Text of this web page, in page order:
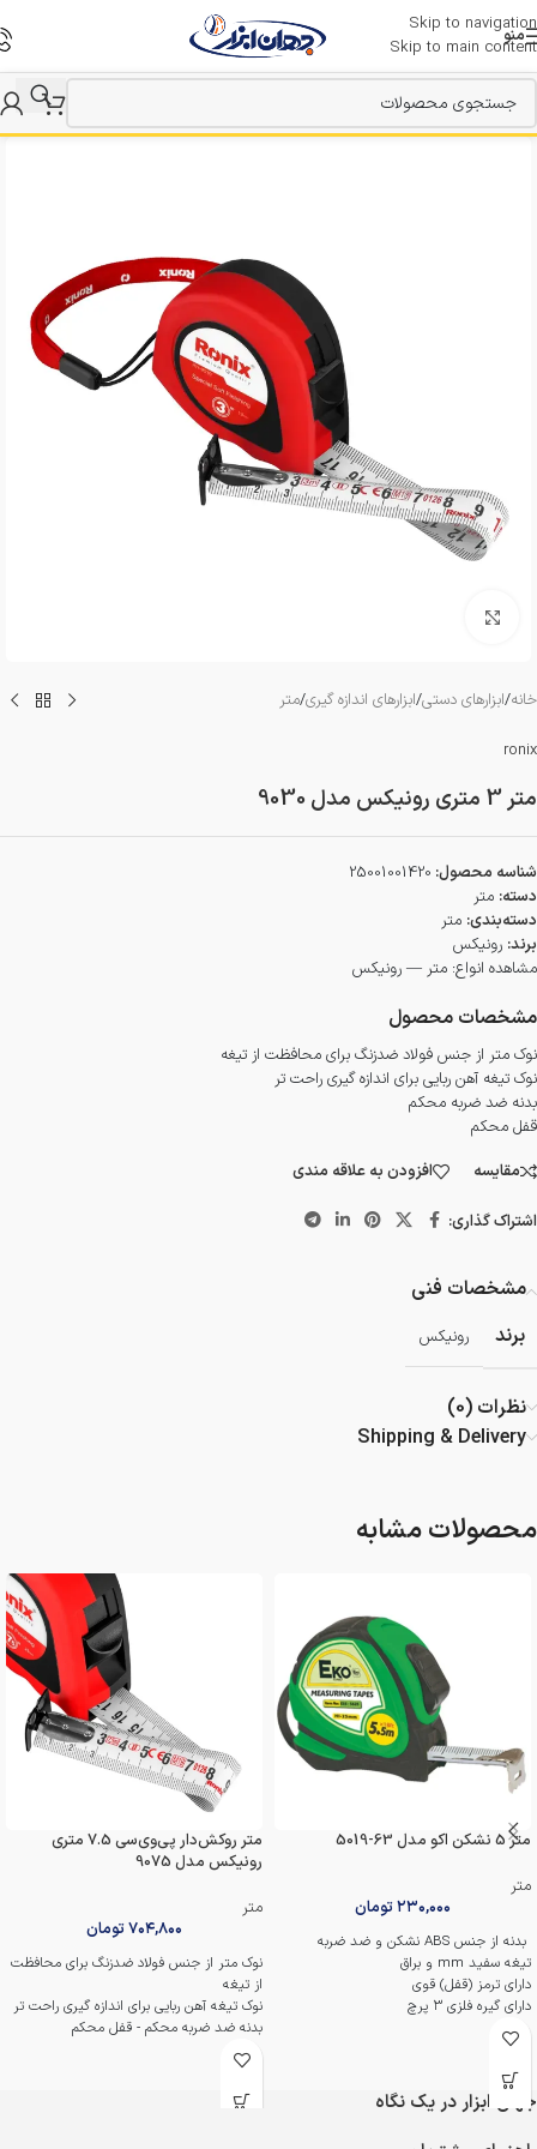
Skip to navigation
Skip to main content
منو
خانه/ابزارهای دستی/ابزارهای اندازه گیری/متر
ronix
متر 3 متری رونیکس مدل 9030
شناسه محصول: 25001001420
دسته: متر
دسته‌بندی: متر
برند: رونیکس
مشاهده انواع: متر — رونیکس
مشخصات محصول
نوک متر از جنس فولاد ضدزنگ برای محافظت از تیغه
نوک تیغه آهن ربایی برای اندازه گیری راحت تر
بدنه ضد ضربه محکم
قفل محکم
مقایسه
افزودن به علاقه مندی
اشتراک گذاری:
مشخصات فنی
برند
رونیکس
نظرات (0)
Shipping & Delivery
محصولات مشابه
متر 5 نشکن اکو مدل 63-5019
متر
۲۳۰,۰۰۰تومان
بدنه از جنس ABS نشکن و ضد ضربه
تیغه سفید mm و براق
دارای ترمز (قفل) قوی
دارای گیره فلزی ۳ پرچ
متر روکش‌دار پی‌وی‌سی 7.5 متری
رونیکس مدل 9075
متر
۷۰۴,۸۰۰تومان
نوک متر از جنس فولاد ضدزنگ برای محافظت
از تیغه
نوک تیغه آهن ربایی برای اندازه گیری راحت تر
بدنه ضد ضربه محکم - قفل محکم
جهان ابزار در یک نگاه